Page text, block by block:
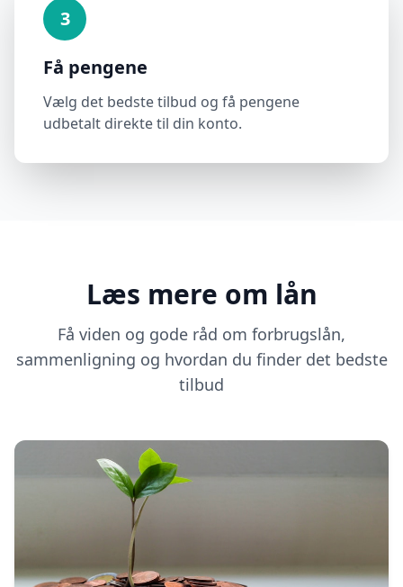
3
Få pengene
Vælg det bedste tilbud og få pengene
udbetalt direkte til din konto.
Læs mere om lån
Få viden og gode råd om forbrugslån,
sammenligning og hvordan du finder det bedste
tilbud